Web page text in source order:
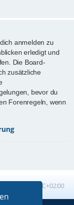
anmelden zu
erledigt und
Die Board-
zusätzliche
bevor du
Forenregeln, wenn
UTC+02:00